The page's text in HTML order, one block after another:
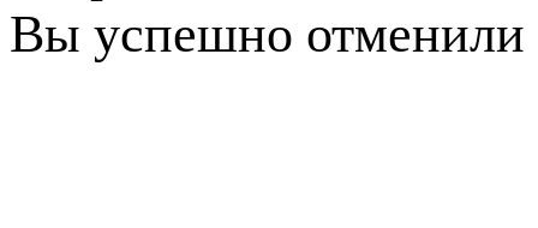
Вы успешно отменили